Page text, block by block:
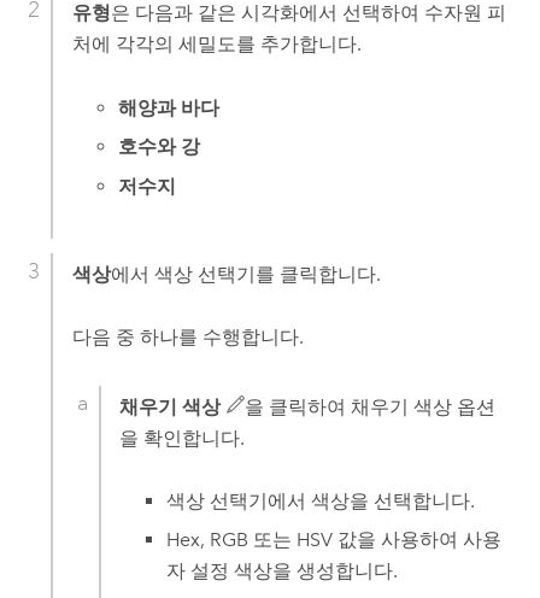
유형은 다음과 같은 시각화에서 선택하여 수자원 피
처에 각각의 세밀도를 추가합니다.
해양과 바다
호수와 강
저수지
색상에서 색상 선택기를 클릭합니다.
다음 중 하나를 수행합니다.
채우기 색상
을 클릭하여 채우기 색상 옵션
을 확인합니다.
색상 선택기에서 색상을 선택합니다.
Hex, RGB 또는 HSV 값을 사용하여 사용
자 설정 색상을 생성합니다.